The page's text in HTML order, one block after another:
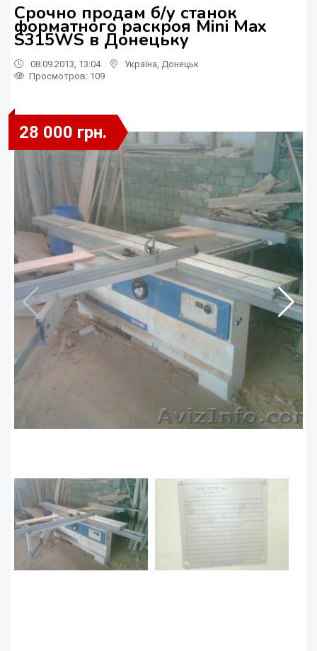
Срочно продам б/у станок
форматного раскроя Mini Max
S315WS в Донецьку
08.09.2013, 13:04 Україна Донецьк
Просмотров: 109
28 000 грн.